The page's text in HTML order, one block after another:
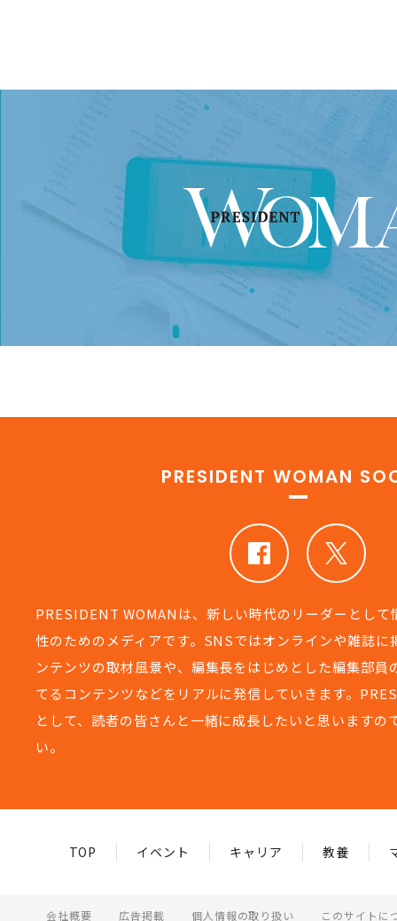
PRESIDENT WOMAN
PRESIDENT WOMANは、新しい時代のリーダーとして
性のためのメディアです。SNSではオンラインや雑誌
ンテンツの取材風景や、編集長をはじめとした編集部員
てるコンテンツなどをリアルに発信していきます。
として、読者の皆さんと一緒に成長したいと思いますの
い。
TOP イベント キャリア 教養
会社概要 広告掲載 個人情報の取り扱い このサイトに